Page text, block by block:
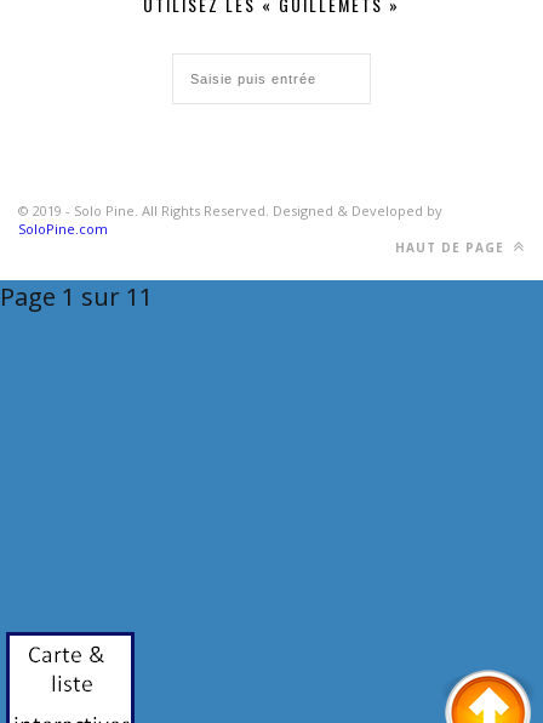
© 2019 - Solo Pine. All Rights Reserved. Designed & Developed by
SoloPine.com
HAUT DE PAGE
Page 1 sur 11